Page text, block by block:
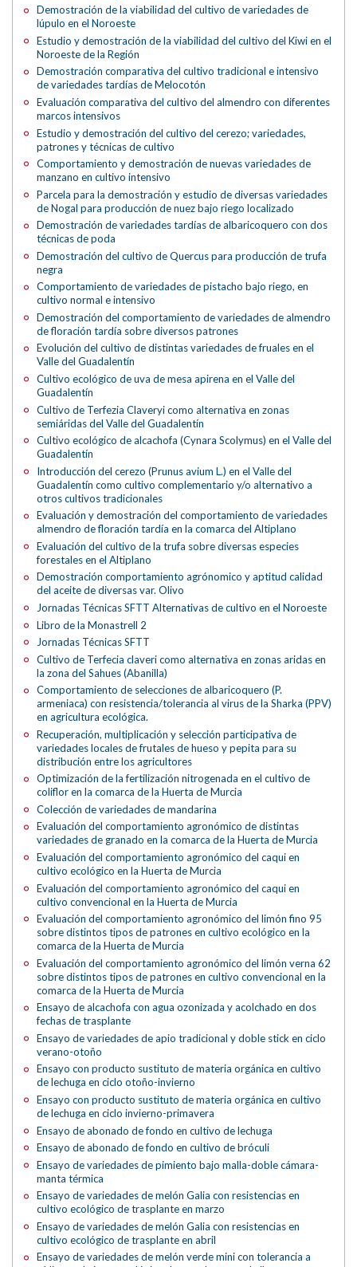
Demostración de la viabilidad del cultivo de variedades de
lúpulo en el Noroeste
Estudio y demostración de la viabilidad del cultivo del Kiwi en el
Noroeste de la Región
Demostración comparativa del cultivo tradicional e intensivo
de variedades tardías de Melocotón
Evaluación comparativa del cultivo del almendro con diferentes
marcos intensivos
Estudio y demostración del cultivo del cerezo; variedades,
patrones y técnicas de cultivo
Comportamiento y demostración de nuevas variedades de
manzano en cultivo intensivo
Parcela para la demostración y estudio de diversas variedades
de Nogal para producción de nuez bajo riego localizado
Demostración de variedades tardías de albaricoquero con dos
técnicas de poda
Demostración del cultivo de Quercus para producción de trufa
negra
Comportamiento de variedades de pistacho bajo riego, en
cultivo normal e intensivo
Demostración del comportamiento de variedades de almendro
de floración tardía sobre diversos patrones
Evolución del cultivo de distintas variedades de fruales en el
Valle del Guadalentín
Cultivo ecológico de uva de mesa apirena en el Valle del
Guadalentín
Cultivo de Terfezia Claveryi como alternativa en zonas
semiáridas del Valle del Guadalentín
Cultivo ecológico de alcachofa (Cynara Scolymus) en el Valle del
Guadalentín
Introducción del cerezo (Prunus avium L.) en el Valle del
Guadalentín como cultivo complementario y/o alternativo a
otros cultivos tradicionales
Evaluación y demostración del comportamiento de variedades
almendro de floración tardía en la comarca del Altiplano
Evaluación del cultivo de la trufa sobre diversas especies
forestales en el Altiplano
Demostración comportamiento agrónomico y aptitud calidad
del aceite de diversas var. Olivo
Jornadas Técnicas SFTT Alternativas de cultivo en el Noroeste
Libro de la Monastrell 2
Jornadas Técnicas SFTT
Cultivo de Terfecia claveri como alternativa en zonas aridas en
la zona del Sahues (Abanilla)
Comportamiento de selecciones de albaricoquero (P.
armeniaca) con resistencia/tolerancia al virus de la Sharka (PPV)
en agricultura ecológica.
Recuperación, multiplicación y selección participativa de
variedades locales de frutales de hueso y pepita para su
distribución entre los agricultores
Optimización de la fertilización nitrogenada en el cultivo de
coliflor en la comarca de la Huerta de Murcia
Colección de variedades de mandarina
Evaluación del comportamiento agronómico de distintas
variedades de granado en la comarca de la Huerta de Murcia
Evaluación del comportamiento agronómico del caqui en
cultivo ecológico en la Huerta de Murcia
Evaluación del comportamiento agronómico del caqui en
cultivo convencional en la Huerta de Murcia
Evaluación del comportamiento agronómico del limón fino 95
sobre distintos tipos de patrones en cultivo ecológico en la
comarca de la Huerta de Murcia
Evaluación del comportamiento agronómico del limón verna 62
sobre distintos tipos de patrones en cultivo convencional en la
comarca de la Huerta de Murcia
Ensayo de alcachofa con agua ozonizada y acolchado en dos
fechas de trasplante
Ensayo de variedades de apio tradicional y doble stick en ciclo
verano-otoño
Ensayo con producto sustituto de materia orgánica en cultivo
de lechuga en ciclo otoño-invierno
Ensayo con producto sustituto de materia orgánica en cultivo
de lechuga en ciclo invierno-primavera
Ensayo de abonado de fondo en cultivo de lechuga
Ensayo de abonado de fondo en cultivo de bróculi
Ensayo de variedades de pimiento bajo malla-doble cámara-
manta térmica
Ensayo de variedades de melón Galia con resistencias en
cultivo ecológico de trasplante en marzo
Ensayo de variedades de melón Galia con resistencias en
cultivo ecológico de trasplante en abril
Ensayo de variedades de melón verde mini con tolerancia a